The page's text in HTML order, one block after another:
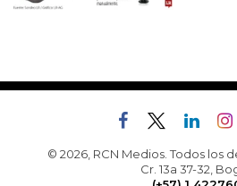
© 2026, RCN Medios. Todos los
Cr. 13a 37-32,